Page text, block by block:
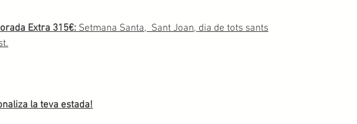
Extra 315€: Setmana Santa, Sant Joan, dia de tots sants
la teva estada!